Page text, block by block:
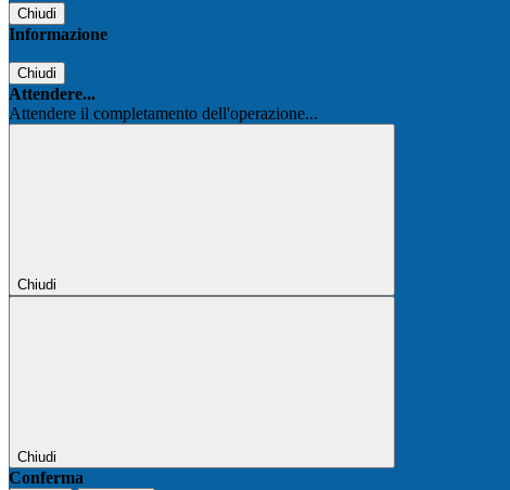
Chiudi
Informazione
Chiudi
Attendere...
Attendere il completamento dell'operazione...
Chiudi
Chiudi
Conferma